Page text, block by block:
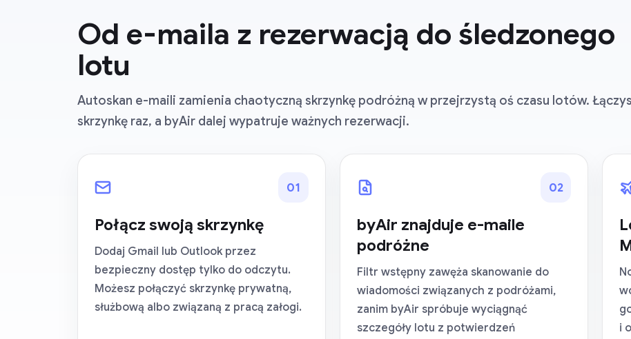
Od e-maila z rezerwacją do śledzonego
lotu
Autoskan e-maili zamienia chaotyczną skrzynkę podróżną w przejrzystą oś czasu lotów.
skrzynkę raz, a byAir dalej wypatruje ważnych rezerwacji.
01
Połącz swoją skrzynkę
Dodaj Gmail lub Outlook przez
bezpieczny dostęp tylko do odczytu.
Możesz połączyć skrzynkę prywatną,
służbową albo związaną z pracą załogi.
02
byAir znajduje e-maile
podróżne
Filtr wstępny zawęża skanowanie do
wiadomości związanych z podróżami,
zanim byAir spróbuje wyciągnąć
szczegóły lotu z potwierdzeń
i